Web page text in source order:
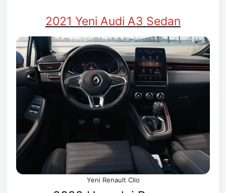
2021 Yeni Audi A3 Sedan
Yeni Renault Clio